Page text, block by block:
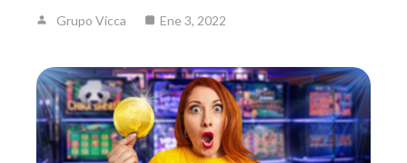
Grupo Vicca
Ene 3, 2022